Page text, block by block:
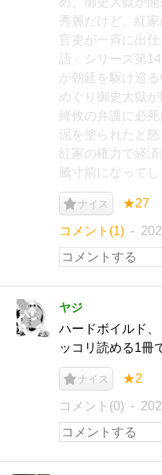
秀麗だけど、紅
官吏が一斉に出
語」シリーズ第
が朝廷を駆け巡
めぐり御史大獄
絳攸の弁護に必
泥を塗られたと
紅家の権力で経
騰寸前になって
ナイス ★27
コメント(1)
ヤジ
ハードボイルド
ッコリ読める1冊
ナイス ★2
コメント(0)